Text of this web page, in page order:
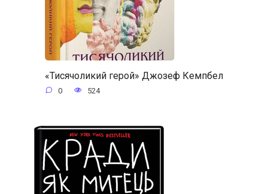
«Тисячоликий герой» Джозеф Кемпбел
0 524